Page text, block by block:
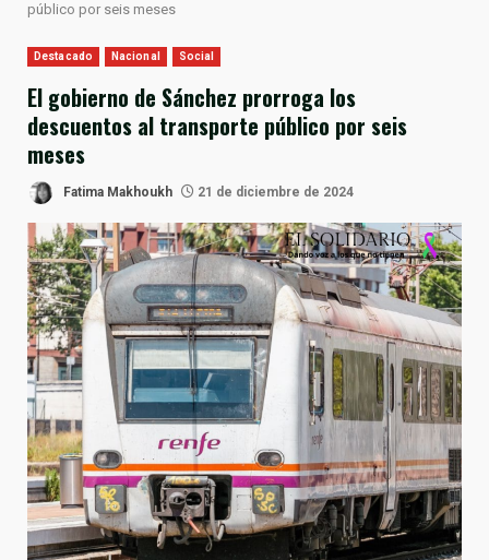
público por seis meses
Destacado Nacional Social
El gobierno de Sánchez prorroga los
descuentos al transporte público por seis
meses
Fatima Makhoukh 21 de diciembre de 2024